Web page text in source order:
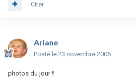
Citer
Ariane
Posté le 23 novembre 2005
photos du jour !!